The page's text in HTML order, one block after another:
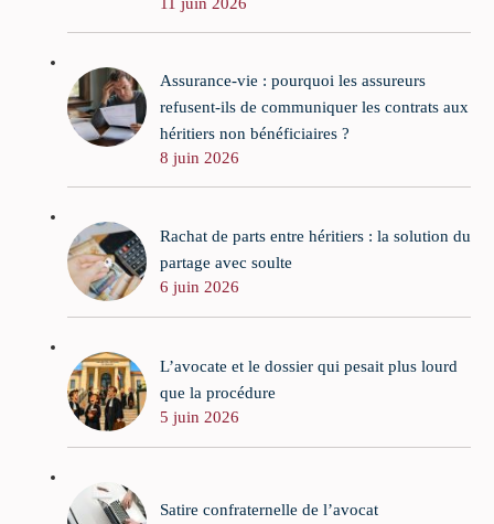
Assurance-vie : pourquoi les assureurs
refusent-ils de communiquer les contrats aux
héritiers non bénéficiaires ?
8 juin 2026
Rachat de parts entre héritiers : la solution du
partage avec soulte
6 juin 2026
L’avocate et le dossier qui pesait plus lourd
que la procédure
5 juin 2026
Satire confraternelle de l’avocat